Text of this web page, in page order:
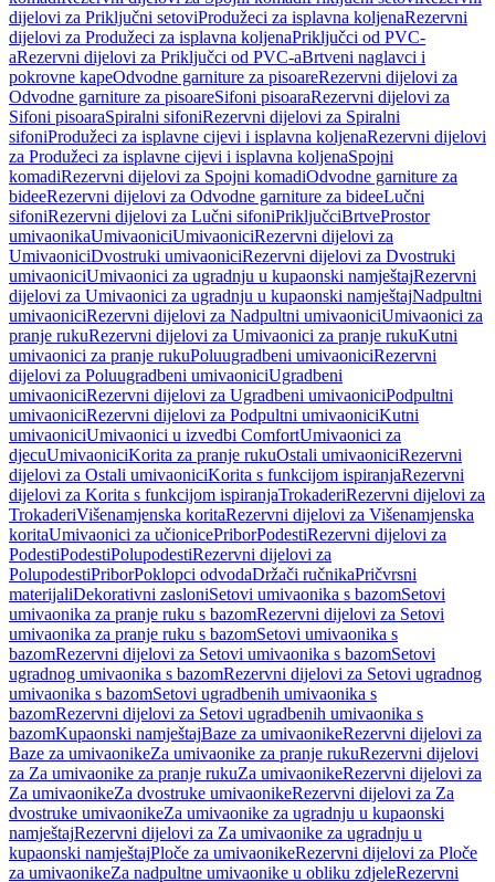
dijelovi za Priključni setoviProdužeci za isplavna koljenaRezervni
dijelovi za Produžeci za isplavna koljenaPriključci od PVC-
aRezervni dijelovi za Priključci od PVC-aBrtveni naglavci i
pokrovne kapeOdvodne garniture za pisoareRezervni dijelovi za
Odvodne garniture za pisoareSifoni pisoaraRezervni dijelovi za
Sifoni pisoaraSpiralni sifoniRezervni dijelovi za Spiralni
sifoniProdužeci za isplavne cijevi i isplavna koljenaRezervni dijelovi
za Produžeci za isplavne cijevi i isplavna koljenaSpojni
komadiRezervni dijelovi za Spojni komadiOdvodne garniture za
bideeRezervni dijelovi za Odvodne garniture za bideeLučni
sifoniRezervni dijelovi za Lučni sifoniPriključciBrtveProstor
umivaonikaUmivaoniciUmivaoniciRezervni dijelovi za
UmivaoniciDvostruki umivaoniciRezervni dijelovi za Dvostruki
umivaoniciUmivaonici za ugradnju u kupaonski namještajRezervni
dijelovi za Umivaonici za ugradnju u kupaonski namještajNadpultni
umivaoniciRezervni dijelovi za Nadpultni umivaoniciUmivaonici za
pranje rukuRezervni dijelovi za Umivaonici za pranje rukuKutni
umivaonici za pranje rukuPoluugradbeni umivaoniciRezervni
dijelovi za Poluugradbeni umivaoniciUgradbeni
umivaoniciRezervni dijelovi za Ugradbeni umivaoniciPodpultni
umivaoniciRezervni dijelovi za Podpultni umivaoniciKutni
umivaoniciUmivaonici u izvedbi ComfortUmivaonici za
djecuUmivaoniciKorita za pranje rukuOstali umivaoniciRezervni
dijelovi za Ostali umivaoniciKorita s funkcijom ispiranjaRezervni
dijelovi za Korita s funkcijom ispiranjaTrokaderiRezervni dijelovi za
TrokaderiVišenamjenska koritaRezervni dijelovi za Višenamjenska
koritaUmivaonici za učionicePriborPodestiRezervni dijelovi za
PodestiPodestiPolupodestiRezervni dijelovi za
PolupodestiPriborPoklopci odvodaDržači ručnikaPričvrsni
materijaliDekorativni zasloniSetovi umivaonika s bazomSetovi
umivaonika za pranje ruku s bazomRezervni dijelovi za Setovi
umivaonika za pranje ruku s bazomSetovi umivaonika s
bazomRezervni dijelovi za Setovi umivaonika s bazomSetovi
ugradnog umivaonika s bazomRezervni dijelovi za Setovi ugradnog
umivaonika s bazomSetovi ugradbenih umivaonika s
bazomRezervni dijelovi za Setovi ugradbenih umivaonika s
bazomKupaonski namještajBaze za umivaonikeRezervni dijelovi za
Baze za umivaonikeZa umivaonike za pranje rukuRezervni dijelovi
za Za umivaonike za pranje rukuZa umivaonikeRezervni dijelovi za
Za umivaonikeZa dvostruke umivaonikeRezervni dijelovi za Za
dvostruke umivaonikeZa umivaonike za ugradnju u kupaonski
namještajRezervni dijelovi za Za umivaonike za ugradnju u
kupaonski namještajPloče za umivaonikeRezervni dijelovi za Ploče
za umivaonikeZa nadpultne umivaonike u obliku zdjeleRezervni